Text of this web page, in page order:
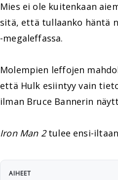
Mies ei ole kuitenkaan
sitä, että tullaanko häntä
-megaleffassa.
Molempien leffojen
että Hulk esiintyy vain
ilman Bruce Bannerin
Iron Man 2tulee ensi-
AIHEET